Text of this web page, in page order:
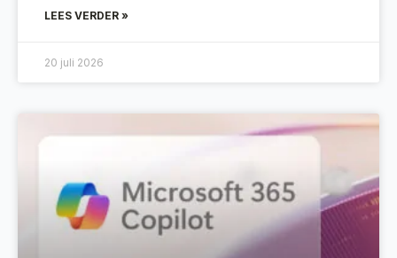
LEES VERDER »
20 juli 2026